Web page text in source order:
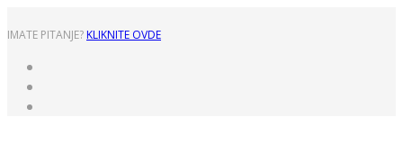
IMATE PITANJE? KLIKNITE OVDE